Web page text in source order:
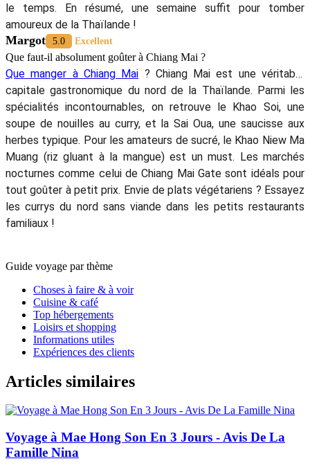
le temps. En résumé, une semaine suffit pour tomber
amoureux de la Thaïlande !
Margot 5.0 Excellent
Que faut-il absolument goûter à Chiang Mai ?
Que manger à Chiang Mai ? Chiang Mai est une véritable
capitale gastronomique du nord de la Thaïlande. Parmi les
spécialités incontournables, on retrouve le Khao Soi, une
soupe de nouilles au curry, et la Sai Oua, une saucisse aux
herbes typique. Pour les amateurs de sucré, le Khao Niew Ma
Muang (riz gluant à la mangue) est un must. Les marchés
nocturnes comme celui de Chiang Mai Gate sont idéals pour
tout goûter à petit prix. Envie de plats végétariens ? Essayez
les currys du nord sans viande dans les petits restaurants
familiaux !
Guide voyage par thème
Choses à faire & à voir
Cuisine & café
Top hébergements
Loisirs et shopping
Informations utiles
Expériences des clients
Articles similaires
Voyage à Mae Hong Son En 3 Jours - Avis De La
Famille Nina